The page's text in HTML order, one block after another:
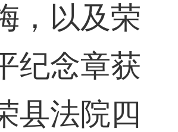
，以及荣
纪念章获
县法院四